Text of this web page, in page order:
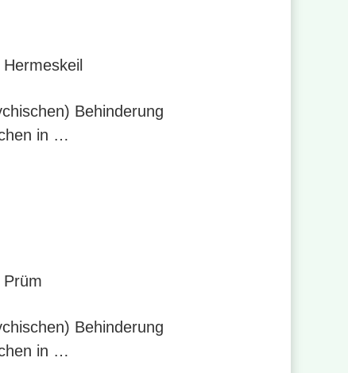
Behinderung
in …
Behinderung
in …